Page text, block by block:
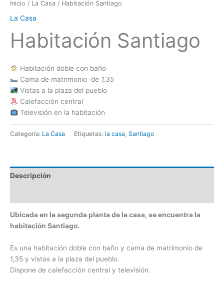
Inicio / La Casa / Habitación Santiago
La Casa
Habitación Santiago
Habitación doble con baño
Cama de matrimonio de 1,35
Vistas a la plaza del pueblo
Calefacción central
Televisión en la habitación
Categoría: La Casa Etiquetas: la casa Santiago
Descripción
Ubicada en la segunda planta de la casa, se encuentra la
habitación Santiago.
Es una habitación doble con baño y cama de matrimonio de
1,35 y vistas a la plaza del pueblo.
Dispone de calefacción central y televisión.